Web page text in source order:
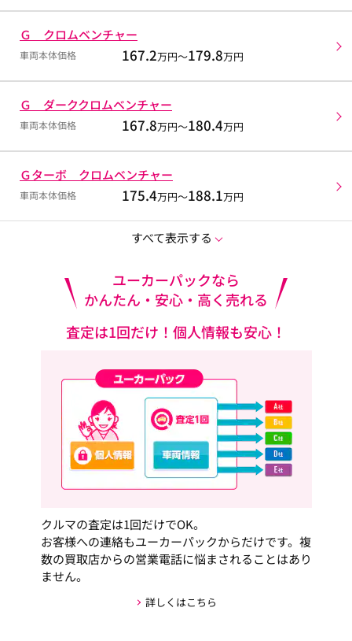
Ｇ クロムベンチャー
車両本体価格 167.2万円～179.8万円
Ｇ ダーククロムベンチャー
車両本体価格 167.8万円～180.4万円
Ｇターボ クロムベンチャー
車両本体価格 175.4万円～188.1万円
すべて表示する
ユーカーパックなら
かんたん・安心・高く売れる
査定は1回だけ！個人情報も安心！
クルマの査定は1回だけでOK。
お客様への連絡もユーカーパックからだけです。複
数の買取店からの営業電話に悩まされることはあり
ません。
詳しくはこちら